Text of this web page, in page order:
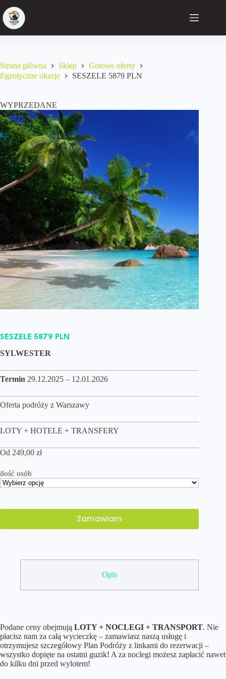
Strona główna Sklep
Gotowe oferty
Egzotyczne okazje
SESZELE 5879 PLN
WYPRZEDANE
SESZELE 5879 PLN
SYLWESTER
Termin 29.12.2025 – 12.01.2026
Oferta podróży z Warszawy
LOTY + HOTELE + TRANSFERY
Od 249,00 zł
ilość osób
Zamawiam
Opis
Podane ceny obejmują LOTY + NOCLEGI + TRANSPORT. Nie
płacisz nam za całą wycieczkę – zamawiasz naszą usługę i
otrzymujesz szczegółowy Plan Podróży z linkami do rezerwacji –
wszystko dopięte na ostatni guzik! A za noclegi możesz zapłacić nawet
do kilku dni przed wylotem!